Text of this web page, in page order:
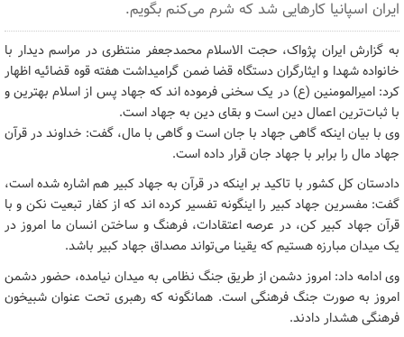
ایران اسپانیا کارهایی شد که شرم می‌کنم بگویم.
به گزارش ایران پژواک، حجت الاسلام محمدجعفر منتظری در مراسم دیدار با
خانواده شهدا و ایثارگران دستگاه قضا ضمن گرامیداشت هفته قوه قضائیه اظهار
کرد: امیرالمومنین (ع) در یک سخنی فرموده اند که جهاد پس از اسلام بهترین و
با ثبات‌ترین اعمال دین است و بقای دین به جهاد است.
وی با بیان اینکه گاهی جهاد با جان است و گاهی با مال، گفت: خداوند در قرآن
جهاد مال را برابر با جهاد جان قرار داده است.
دادستان کل کشور با تاکید بر اینکه در قرآن به جهاد کبیر هم اشاره شده است،
گفت: مفسرین جهاد کبیر را اینگونه تفسیر کرده اند که از کفار تبعیت نکن و با
قرآن جهاد کبیر کن، در عرصه اعتقادات، فرهنگ و ساختن انسان ما امروز در
یک میدان مبارزه هستیم که یقینا می‌تواند مصداق جهاد کبیر باشد.
وی ادامه داد: امروز دشمن از طریق جنگ نظامی به میدان نیامده، حضور دشمن
امروز به صورت جنگ فرهنگی است. همانگونه که رهبری تحت عنوان شبیخون
فرهنگی هشدار دادند.